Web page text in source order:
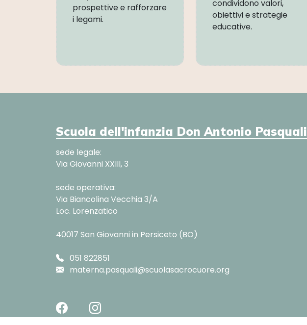
prospettive e rafforzare
i legami.
condividono valori,
obiettivi e strategie
educative.
Scuola dell'infanzia Don Antonio Pasquali
sede legale:
Via Giovanni XXIII, 3
sede operativa:
Via Biancolina Vecchia 3/A
Loc. Lorenzatico
40017 San Giovanni in Persiceto (BO)
051 822851
materna.pasquali@scuolasacrocuore.org